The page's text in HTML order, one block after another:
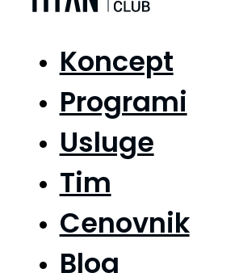
Koncept
Programi
Usluge
Tim
Cenovnik
Blog